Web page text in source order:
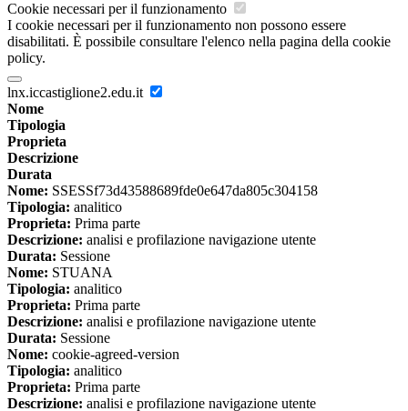
Cookie necessari per il funzionamento
I cookie necessari per il funzionamento non possono essere
disabilitati. È possibile consultare l'elenco nella pagina della cookie
policy.
lnx.iccastiglione2.edu.it
Nome
Tipologia
Proprieta
Descrizione
Durata
Nome: SSESSf73d43588689fde0e647da805c304158
Tipologia: analitico
Proprieta: Prima parte
Descrizione: analisi e profilazione navigazione utente
Durata: Sessione
Nome: STUANA
Tipologia: analitico
Proprieta: Prima parte
Descrizione: analisi e profilazione navigazione utente
Durata: Sessione
Nome: cookie-agreed-version
Tipologia: analitico
Proprieta: Prima parte
Descrizione: analisi e profilazione navigazione utente